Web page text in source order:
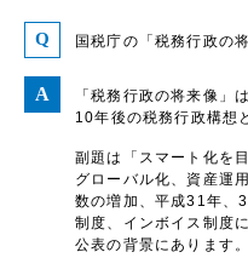
国税庁の「税務行政の
「税務行政の将来像」
10年後の税務行政構想
副題は「スマート化を
グローバル化、資産運
数の増加、平成31年、
制度、インボイス制度
公表の背景にあります。